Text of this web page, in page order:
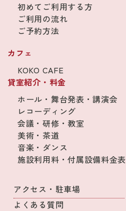
初めてご利用する方
ご利用の流れ
ご予約方法
カフェ
KOKO CAFE
貸室紹介・料金
ホール・舞台発表・講演会
レコーディング
会議・研修・教室
美術・茶道
音楽・ダンス
施設利用料・付属設備料金表
アクセス・駐車場
よくある質問